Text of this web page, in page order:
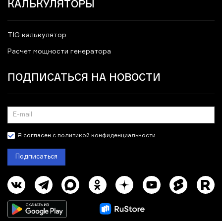
КАЛЬКУЛЯТОРЫ
TIG калькулятор
Расчет мощности генератора
ПОДПИСАТЬСЯ НА НОВОСТИ
Я согласен с политикой конфиденциальности
Подписаться